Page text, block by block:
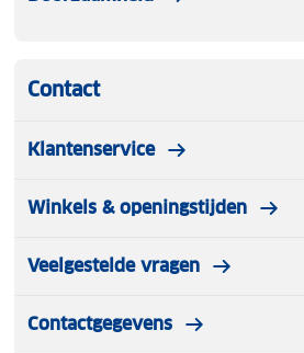
Contact
Klantenservice
Winkels & openingstijden
Veelgestelde vragen
Contactgegevens